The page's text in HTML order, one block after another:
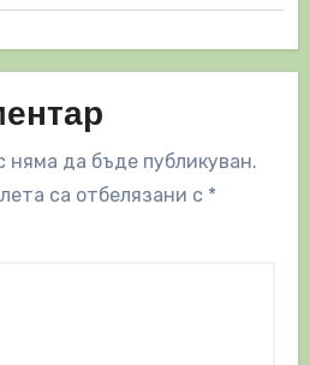
да бъде публикуван.
са отбелязани с *